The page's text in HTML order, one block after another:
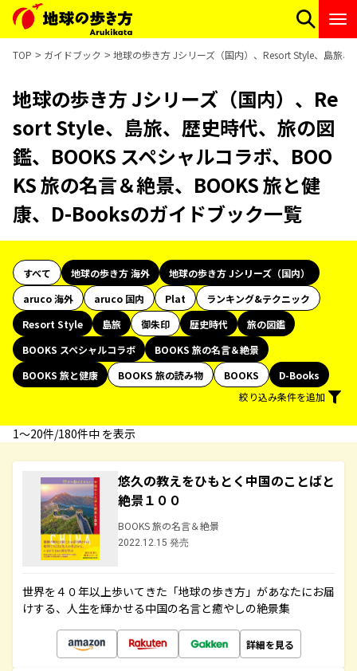
TOP ガイドブック 地球の歩き方 Jシリーズ（国内）、Resort Style、島旅
地球の歩き方 Jシリーズ（国内）、Re
sort Style、島旅、歴史時代、旅の図
鑑、BOOKS スペシャルコラボ、BOO
KS 旅の名言＆絶景、BOOKS 旅と健
康、D-Booksのガイドブック一覧
すべて 地球の歩き方 海外
地球の歩き方 Jシリーズ（国内）
aruco 海外
aruco 国内 Plat
ランキング&テクニック
Resort Style
島旅 御朱印 歴史時代
旅の図鑑
BOOKS スペシャルコラボ
BOOKS 旅の名言＆絶景
BOOKS 旅と健康
BOOKS 旅の読み物 BOOKS
D-Books
絞り込み条件を追加
1〜20件/180件中 を表示
悠久の教えをひもとく中国のことばと
絶景１００
BOOKS 旅の名言＆絶景
2022.12.15 発売
世界を４０年以上歩いてきた「地球の歩き方」があなたにお届
けする、人生を輝かせる中国の名言と癒やしの絶景集
詳細を見る